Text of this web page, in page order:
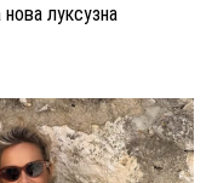
луксузна